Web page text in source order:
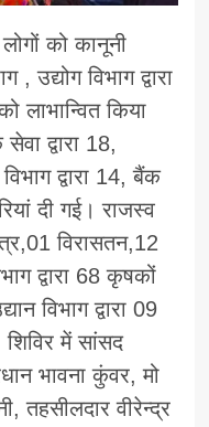
को कानूनी
, उद्योग विभाग द्वारा
लाभान्वित किया
द्वारा 18,
द्वारा 14, बैंक
दी गई। राजस्व
विरासतन,12
द्वारा 68 कृषकों
विभाग द्वारा 09
शिविर में सांसद
भावना कुंवर, मो
तहसीलदार वीरेन्द्र